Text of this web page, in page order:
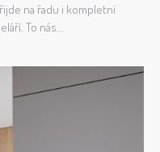
na řadu i kompletní
To nás...